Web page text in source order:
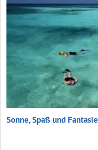
Sonne, Spaß und Fantasie